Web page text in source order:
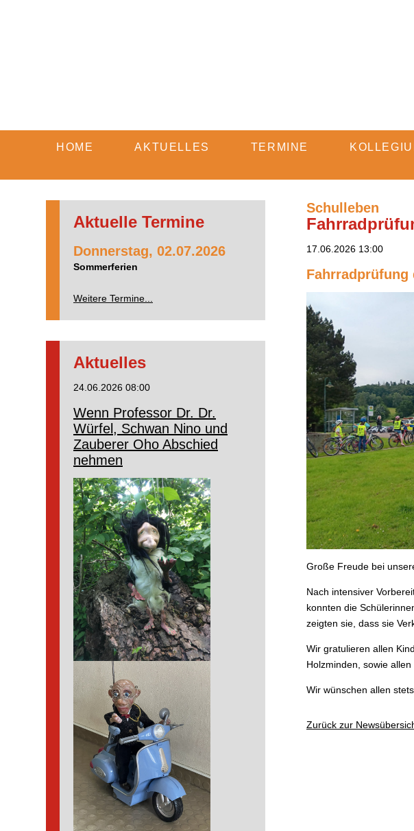
HOME AKTUELLES TERMINE
Aktuelle Termine
Donnerstag, 02.07.2026
Sommerferien
Weitere Termine...
Aktuelles
24.06.2026 08:00
Wenn Professor Dr. Dr.
Würfel, Schwan Nino und
Zauberer Oho Abschied
nehmen
Schulleben
17.06.2026 13:00
Fahrradprüfung
Große Freude bei
Nach intensiver
konnten die
zeigten sie, dass sie
Wir gratulieren allen
Holzminden, sowie
Wir wünschen allen
Zurück zur